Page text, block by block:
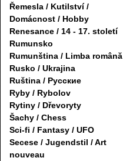
Řemesla / Kutilství /
Domácnost / Hobby
Renesance / 14 - 17. století
Rumunsko
Rumunština / Limba română
Rusko / Ukrajina
Ruština / Русские
Ryby / Rybolov
Rytiny / Dřevoryty
Šachy / Chess
Sci-fi / Fantasy / UFO
Secese / Jugendstil / Art
nouveau